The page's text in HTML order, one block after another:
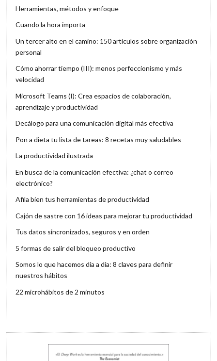
Herramientas, métodos y enfoque
Cuando la hora importa
Un tercer alto en el camino: 150 artículos sobre organización
personal
Cómo ahorrar tiempo (III): menos perfeccionismo y más
velocidad
Microsoft Teams (I): Crea espacios de colaboración,
aprendizaje y productividad
Decálogo para una comunicación digital más efectiva
Pon a dieta tu lista de tareas: 8 recetas muy saludables
La productividad ilustrada
En busca de la comunicación efectiva: ¿chat o correo
electrónico?
Afila bien tus herramientas de productividad
Cajón de sastre con 16 ideas para mejorar tu productividad
Tus datos sincronizados, seguros y en orden
5 formas de salir del bloqueo productivo
Somos lo que hacemos día a día: 8 claves para definir
nuestros hábitos
22 microhábitos de 2 minutos